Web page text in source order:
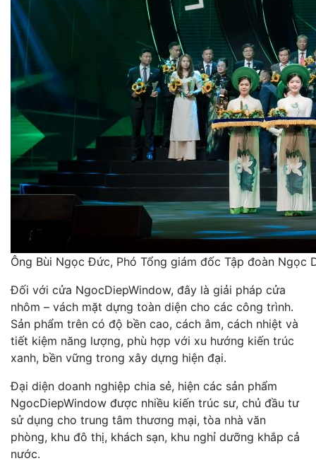
Ông Bùi Ngọc Đức, Phó Tổng giám đốc Tập đoàn
Đối với cửa NgocDiepWindow, đây là giải pháp cửa
nhôm – vách mặt dựng toàn diện cho các công trình.
Sản phẩm trên có độ bền cao, cách âm, cách nhiệt và
tiết kiệm năng lượng, phù hợp với xu hướng kiến trúc
xanh, bền vững trong xây dựng hiện đại.
Đại diện doanh nghiệp chia sẻ, hiện các sản phẩm
NgocDiepWindow được nhiều kiến trúc sư, chủ đầu tư
sử dụng cho trung tâm thương mại, tòa nhà văn
phòng, khu đô thị, khách sạn, khu nghỉ dưỡng khắp cả
nước.